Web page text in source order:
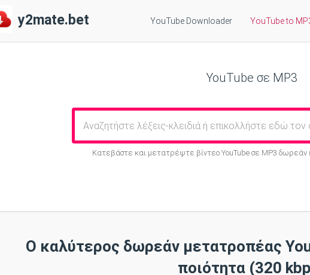
y2mate.bet YouTube Downloader YouTube to
YouTube σε MP3
Κατεβάστε και μετατρέψτε βίντεο YouTube σε MP3
Ο καλύτερος δωρεάν μετατροπέας
ποιότητα (320